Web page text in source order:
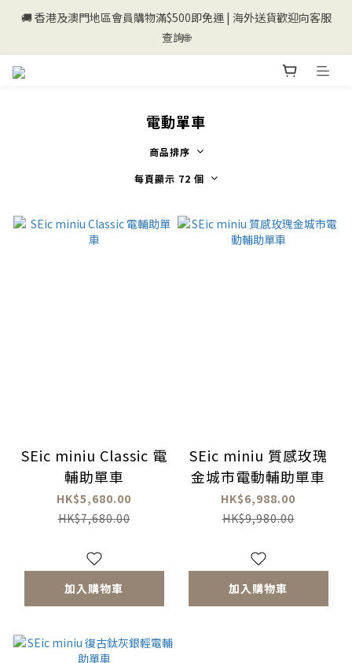
💰新登記會員即送50購物金💰
🚚 香港及澳門地區會員購物滿$500即免運 | 海外送貨歡迎向客服
查詢🌐
電動單車
商品排序
每頁顯示 72 個
SEic miniu Classic 電
輔助單車
HK$5,680.00
HK$7,680.00
加入購物車
SEic miniu 質感玫瑰
金城市電動輔助單車
HK$6,988.00
HK$9,980.00
加入購物車